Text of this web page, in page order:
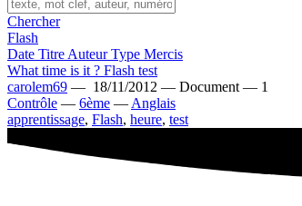
Chercher
Flash
Date Titre AuteurType Mercis
What time is it ? Flash test
carolem69 — 18/11/2012 — Document — 1
Contrôle — 6ème — Anglais
apprentissage, Flash, heure, test